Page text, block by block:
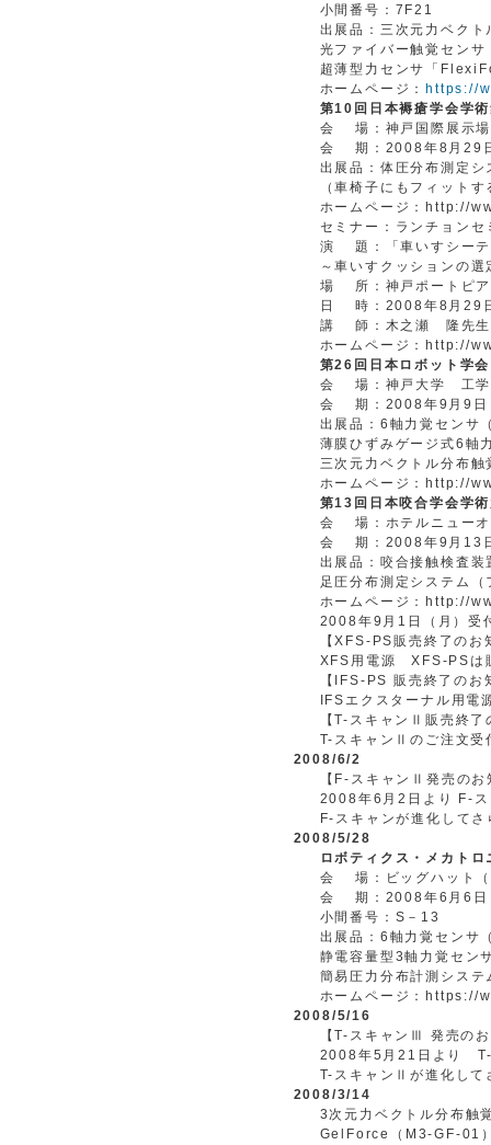
小間番号：7F21
出展品：三次元力ベク
光ファイバー触覚セン
超薄型力センサ「
ホームページ： https://
第10回日本褥瘡学会学
会 場：神戸国際展示
会 期：2008年8月29
出展品：体圧分布測定シ
（車椅子にもフィット
ホームページ：http://
セミナー：ランチョンセ
演 題：「車いすシーテ
～車いすクッションの
場 所：神戸ポートピ
日 時：2008年8月29
講 師：木之瀬 隆先生
ホームページ：http://
第26回日本ロボット学
会 場：神戸大学 工学
会 期：2008年9月9日
出展品：6軸力覚センサ
薄膜ひずみゲージ式6軸
三次元力ベクトル分布
ホームページ：http://
第13回日本咬合学会学
会 場：ホテルニューオ
会 期：2008年9月13
出展品：咬合接触検査
足圧分布測定システム
ホームページ：http://
2008年9月1日（月）受
【XFS-PS販売終了のお
XFS用電源 XFS-PSは
【IFS-PS 販売終了のお
IFSエクスターナル用
【T-スキャンⅡ販売終了
T-スキャンⅡのご注文受
2008/6/2
【F-スキャンⅡ発売のお
2008年6月2日より F-
F-スキャンが進化して
2008/5/28
ロボティクス・メカト
会 場：ビッグハット（
会 期：2008年6月6日
小間番号：S－13
出展品：6軸力覚センサ
静電容量型3軸力覚セン
簡易圧力分布計測シス
ホームページ：
2008/5/16
【T-スキャンⅢ 発売の
2008年5月21日より T-
T-スキャンⅡが進化して
2008/3/14
3次元力ベクトル分布触
GelForce（M3-GF-01